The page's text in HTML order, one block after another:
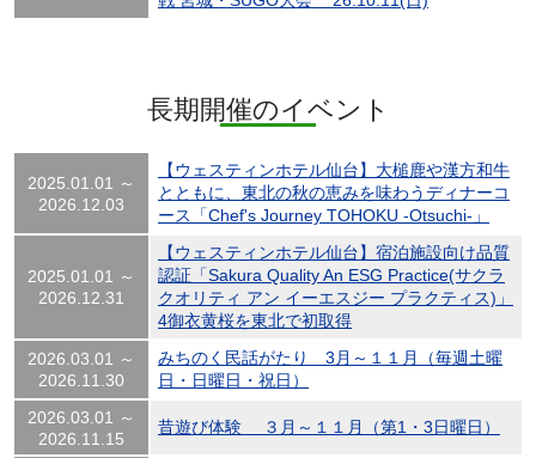
長期開催のイベント
2025.01.01 ～
2026.12.03
【ウェスティンホテル仙台】大槌鹿や漢方和牛
とともに、東北の秋の恵みを味わうディナーコ
ース「Chef's Journey TOHOKU -Otsuchi-」
2025.01.01 ～
2026.12.31
【ウェスティンホテル仙台】宿泊施設向け品質
認証「Sakura Quality An ESG Practice(サクラ
クオリティ アン イーエスジー プラクティス)」
4御衣黄桜を東北で初取得
2026.03.01 ～
2026.11.30
みちのく民話がたり 3月～１１月（毎週土曜
日・日曜日・祝日）
2026.03.01 ～
2026.11.15
昔遊び体験 ３月～１１月（第1・3日曜日）